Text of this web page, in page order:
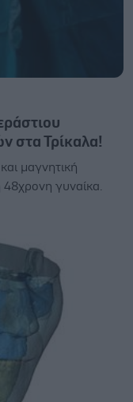
στα Τρίκαλα!
μαγνητική
γυναίκα.